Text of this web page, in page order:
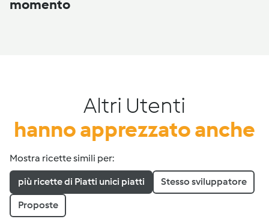
momento
Altri Utenti
hanno apprezzato anche
Mostra ricette simili per:
più ricette di Piatti unici piatti Stesso sviluppatore
Proposte